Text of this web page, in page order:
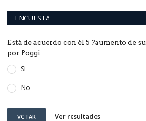
ENCUESTA
Está de acuerdo con él 5 ?aumento de
por Poggi
Si
No
VOTAR Ver resultados